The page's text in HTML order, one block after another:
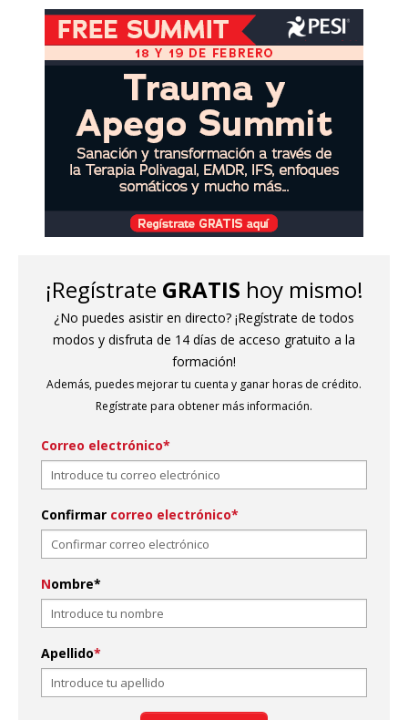
¡EVENTO EN VIVO GRATUITO! | Cumbre sobre
¡Regístrate GRATIS hoy mismo!
¿No puedes asistir en directo? ¡Regístrate de todos
modos y disfruta de 14 días de acceso gratuito a la
formación!
Además, puedes mejorar tu cuenta y ganar horas de crédito.
Regístrate para obtener más información.
Correo electrónico*
Confirmar correo electrónico*
Nombre*
Apellido*